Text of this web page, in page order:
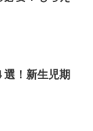
選！新生児期